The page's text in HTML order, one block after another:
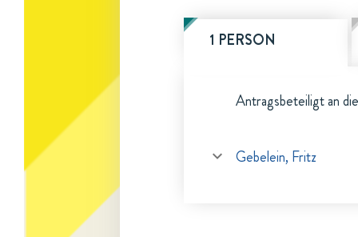
1 PERSON
Antragsbeteiligt an
Gebelein, Fritz